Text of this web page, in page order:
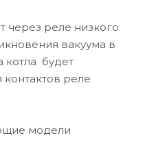
через реле низкого
вакуума в
котла будет
реле
модели